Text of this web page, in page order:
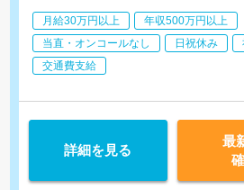
月給30万円以上
年収500万円以上
当直・オンコールなし
日祝休み
交通費支給
詳細を見る
最